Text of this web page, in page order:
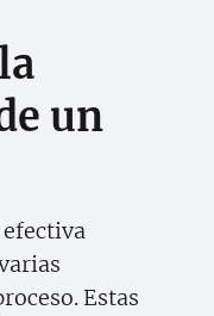
un
Estas